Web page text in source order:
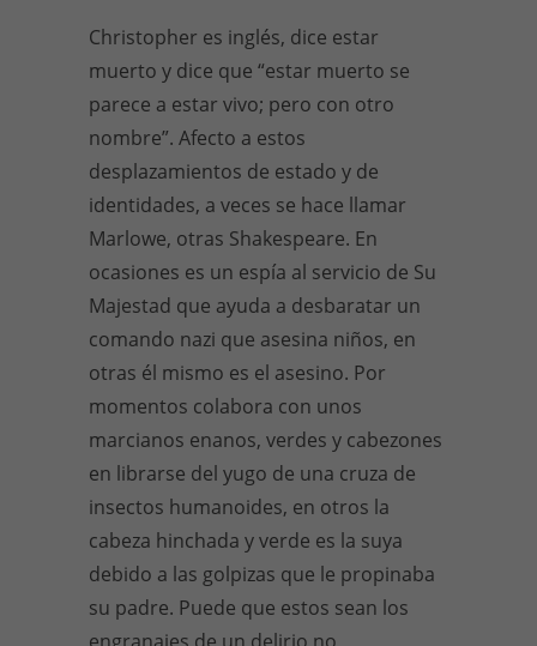
Christopher es inglés, dice estar
muerto y dice que “estar muerto se
parece a estar vivo; pero con otro
nombre”. Afecto a estos
desplazamientos de estado y de
identidades, a veces se hace llamar
Marlowe, otras Shakespeare. En
ocasiones es un espía al servicio de Su
Majestad que ayuda a desbaratar un
comando nazi que asesina niños, en
otras él mismo es el asesino. Por
momentos colabora con unos
marcianos enanos, verdes y cabezones
en librarse del yugo de una cruza de
insectos humanoides, en otros la
cabeza hinchada y verde es la suya
debido a las golpizas que le propinaba
su padre. Puede que estos sean los